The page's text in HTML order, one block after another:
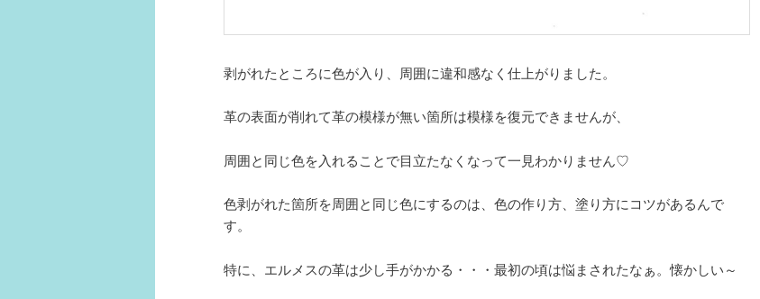
剥がれたところに色が入り、周囲に違和感なく仕上がりました。
革の表面が削れて革の模様が無い箇所は模様を復元できませんが、
周囲と同じ色を入れることで目立たなくなって一見わかりません♡
色剥がれた箇所を周囲と同じ色にするのは、色の作り方、塗り方にコツがあるんで
す。
特に、エルメスの革は少し手がかかる・・・最初の頃は悩まされたなぁ。懐かしい～